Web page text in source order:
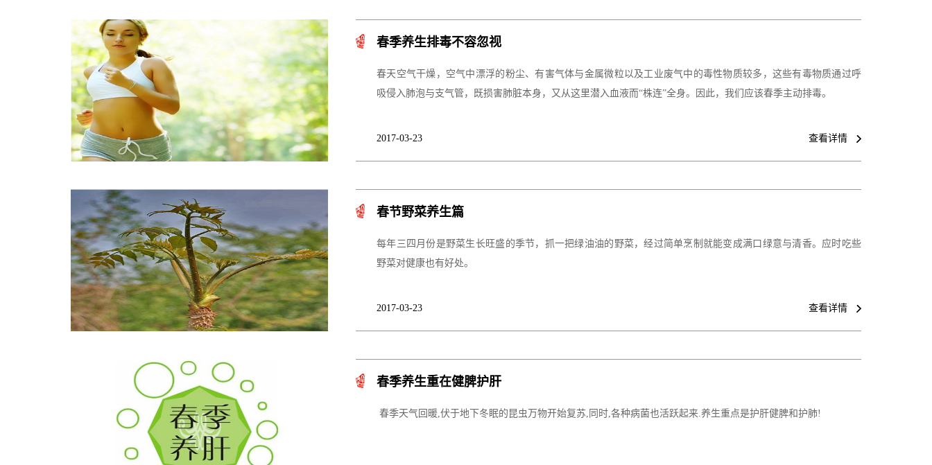
春季养生排毒不容忽视
春天空气干燥，空气中漂浮的粉尘、有害气体与金属微粒以及工业废气中的毒性物质较多，这些有毒物质通过呼
吸侵入肺泡与支气管，既损害肺脏本身，又从这里潜入血液而“株连”全身。因此，我们应该春季主动排毒。
查看详情
2017-03-23
春节野菜养生篇
每年三四月份是野菜生长旺盛的季节，抓一把绿油油的野菜，经过简单烹制就能变成满口绿意与清香。应时吃些
野菜对健康也有好处。
查看详情
2017-03-23
春季养生重在健脾护肝
春季天气回暖,伏于地下冬眠的昆虫万物开始复苏,同时,各种病菌也活跃起来.养生重点是护肝健脾和护肺!